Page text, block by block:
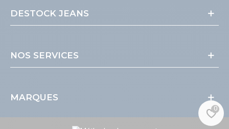
DESTOCK JEANS
NOS SERVICES
MARQUES
0